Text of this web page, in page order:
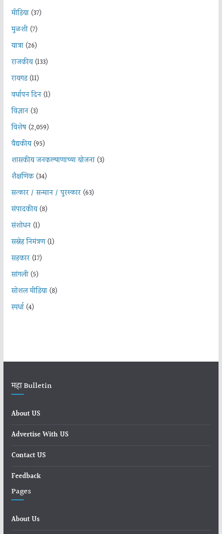
मीडिया(37)
मुळशी(7)
यात्रा(26)
राजकीय(133)
रायगड(11)
वर्धापन दिन(1)
विज्ञान(3)
विशेष(2,059)
वैद्यकीय(95)
शासकीय जनकल्याणाच्या योजना(3)
शैक्षणिक(34)
सत्कार / सन्मान / पुरस्कार(63)
संपादकीय(8)
संशोधन(1)
सस्नेह निमंत्रण(1)
सहकार(17)
सांगली(5)
सोशल मीडिया(8)
स्पर्धा(4)
महा Bulletin
About US
Advertise With US
Contact US
Feedback
Pages
About Us